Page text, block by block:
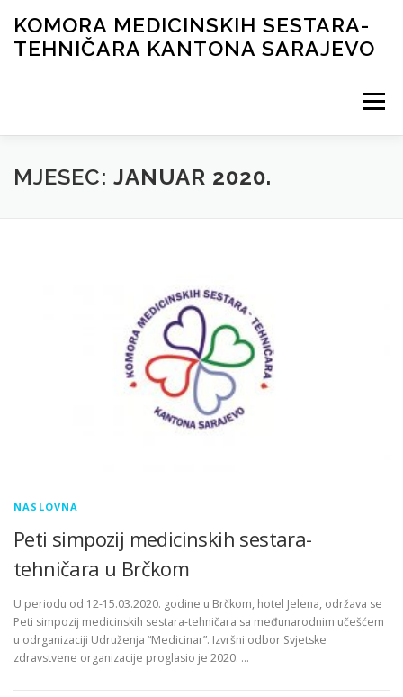
content
KOMORA MEDICINSKIH SESTARA-
TEHNIČARA KANTONA SARAJEVO
Menu
NOVOSTI ORGANI KOMORE DOKUMENTI
MJESEC: JANUAR 2020.
NASLOVNA
Peti simpozij medicinskih sestara-
tehničara u Brčkom
U periodu od 12-15.03.2020. godine u Brčkom, hotel Jelena, održava se
Peti simpozij medicinskih sestara-tehničara sa međunarodnim učešćem
u odrganizaciji Udruženja “Medicinar”. Izvršni odbor Svjetske
zdravstvene organizacije proglasio je 2020. …